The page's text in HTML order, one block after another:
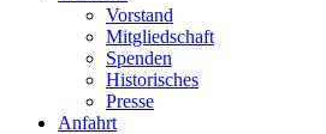
Vorstand
Mitgliedschaft
Spenden
Historisches
Presse
Anfahrt